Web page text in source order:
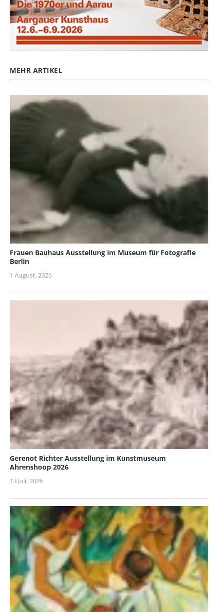
MEHR ARTIKEL
Frauen Bauhaus Ausstellung im Museum für Fotografie
Berlin
1 August, 2026
Gerenot Richter Ausstellung im Kunstmuseum
Ahrenshoop 2026
13 Juli, 2026